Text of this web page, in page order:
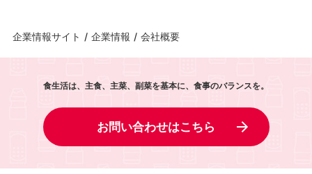
企業情報サイト / 企業情報 / 会社概要
食生活は、主食、主菜、副菜を基本に、食事のバランスを。
お問い合わせはこちら